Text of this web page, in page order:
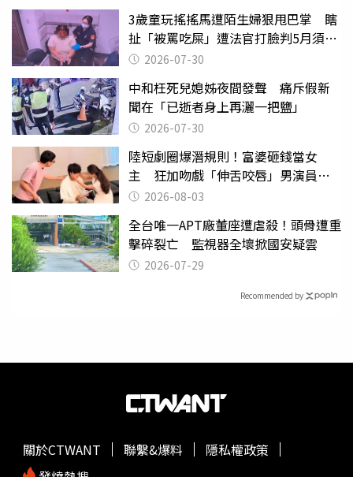
3歲童玩搖搖馬遭陌生婦狠甩巴掌 瞎
扯「被罵吃屎」遭法官打臉判5月須入
監 2026-07-30
中和枉死兒媳姊夜間發聲 痛斥假新
聞在「已逝者身上再灑一把鹽」
2026-07-30
陸短劇圈爆潛規則！富婆砸錢當女
主 狂加吻戲「伸舌咬唇」男演員崩
潰 2026-08-03
全台唯一APT廠董座遭虐殺！頭骨遭重
擊碎裂亡 監視器全壞掀國安疑雲
2026-07-29
Recommended by
關於CTWANT 聯繫&爆料
隱私權政策